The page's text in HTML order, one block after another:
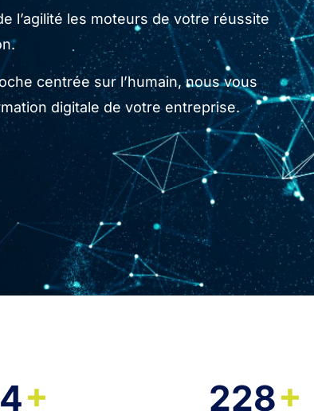
l’agilité les moteurs de votre réussite
centrée sur l’humain, nous vous
digitale de votre entreprise.
+ 228+